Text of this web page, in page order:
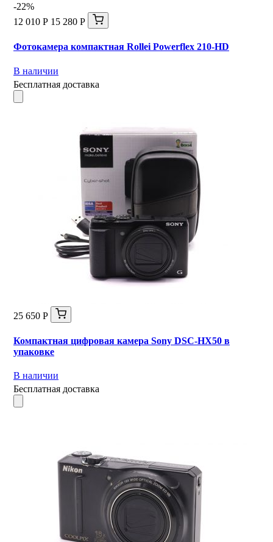
-22%
12 010 Р 15 280 Р
Фотокамера компактная Rollei Powerflex 210-HD
В наличии
Бесплатная доставка
25 650 Р
Компактная цифровая камера Sony DSC-HX50 в
упаковке
В наличии
Бесплатная доставка